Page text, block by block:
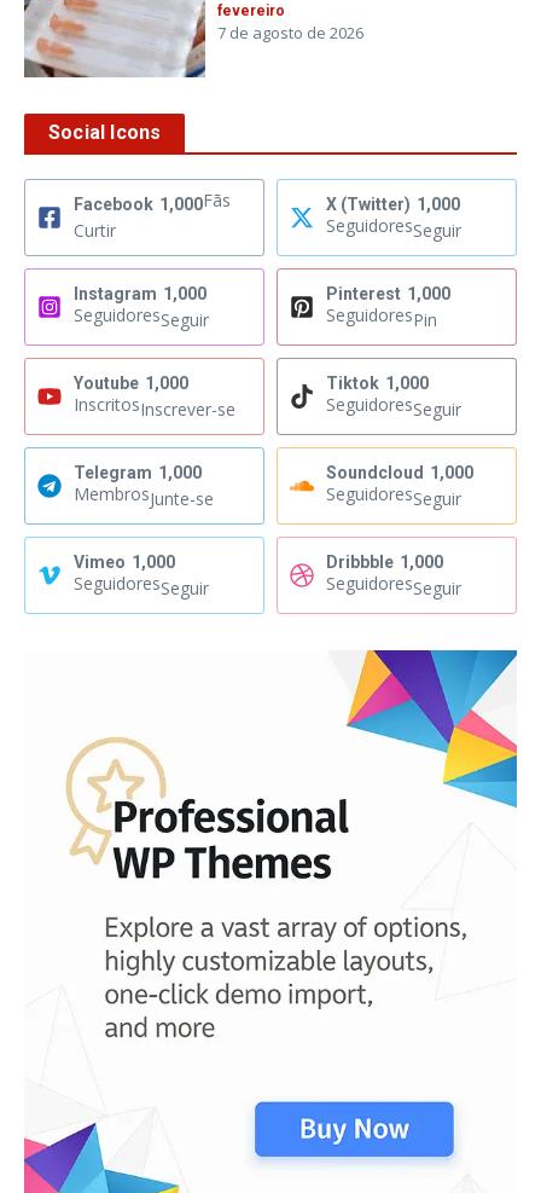
fevereiro
7 de agosto de 2026
Social Icons
Facebook 1,000Fãs
Curtir
X (Twitter) 1,000
SeguidoresSeguir
Instagram 1,000
SeguidoresSeguir
Pinterest 1,000
SeguidoresPin
Youtube 1,000
InscritosInscrever-se
Tiktok 1,000
SeguidoresSeguir
Telegram 1,000
MembrosJunte-se
Soundcloud 1,000
SeguidoresSeguir
Vimeo 1,000
SeguidoresSeguir
Dribbble 1,000
SeguidoresSeguir